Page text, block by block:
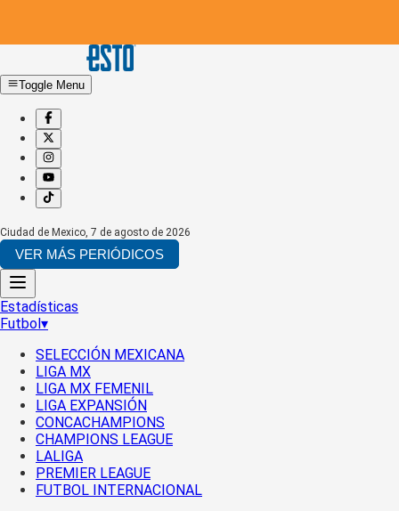
Toggle Menu
Ciudad de Mexico, 7 de agosto de 2026
VER MÁS PERIÓDICOS
Estadísticas
Futbol▾
SELECCIÓN MEXICANA
LIGA MX
LIGA MX FEMENIL
LIGA EXPANSIÓN
CONCACHAMPIONS
CHAMPIONS LEAGUE
LALIGA
PREMIER LEAGUE
FUTBOL INTERNACIONAL